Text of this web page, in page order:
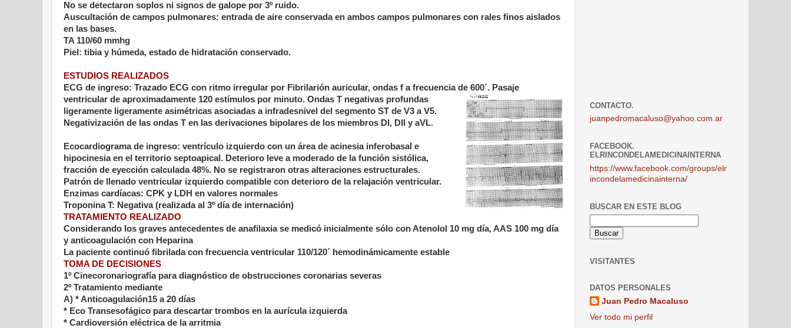
No se detectaron soplos ni signos de galope por 3º ruido.
Auscultación de campos pulmonares: entrada de aire conservada en ambos campos pulmonares con rales finos aislados
en las bases.
TA 110/60 mmhg
Piel: tibia y húmeda, estado de hidratación conservado.
ESTUDIOS REALIZADOS
ECG de ingreso: Trazado ECG con ritmo irregular por Fibrilarión auricular, ondas f a frecuencia de 600´. Pasaje
ventricular de aproximadamente 120 estímulos por minuto. Ondas T negativas profundas
ligeramente ligeramente asimétricas asociadas a infradesnivel del segmento ST de V3 a V5.
Negativización de las ondas T en las derivaciones bipolares de los miembros DI, DII y aVL.
Ecocardiograma de ingreso: ventrículo izquierdo con un área de acinesia inferobasal e
hipocinesia en el territorio septoapical. Deterioro leve a moderado de la función sistólica,
fracción de eyección calculada 48%. No se registraron otras alteraciones estructurales.
Patrón de llenado ventricular izquierdo compatible con deterioro de la relajación ventricular.
Enzimas cardíacas: CPK y LDH en valores normales
Troponina T: Negativa (realizada al 3º día de internación)
TRATAMIENTO REALIZADO
Considerando los graves antecedentes de anafilaxia se medicó inicialmente sólo con Atenolol 10 mg día, AAS 100 mg día
y anticoagulación con Heparina
La paciente continuó fibrilada con frecuencia ventricular 110/120´ hemodinámicamente estable
TOMA DE DECISIONES
1º Cinecoronariografía para diagnóstico de obstrucciones coronarias severas
2º Tratamiento mediante
A) * Anticoagulación15 a 20 días
* Eco Transesofágico para descartar trombos en la aurícula izquierda
* Cardioversión eléctrica de la arritmia
CONTACTO.
juanpedromacaluso@yahoo.com.ar
FACEBOOK.
ELRINCONDELAMEDICINAINTERNA
https://www.facebook.com/groups/elr
incondelamedicinainterna/
BUSCAR EN ESTE BLOG
VISITANTES
DATOS PERSONALES
Juan Pedro Macaluso
Ver todo mi perfil